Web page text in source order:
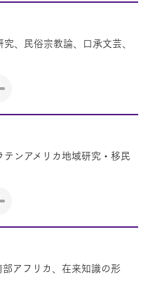
、民俗宗教論、口承文芸、
ンアメリカ地域研究・移民
アフリカ、在来知識の形